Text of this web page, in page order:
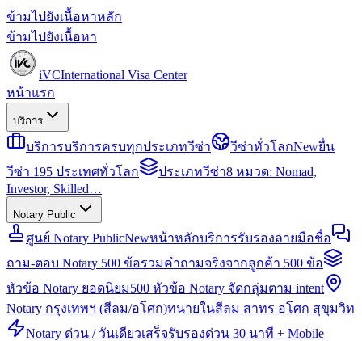
ข้ามไปยังเนื้อหาหลัก
ข้ามไปยังเนื้อหา
iVCInternational Visa Center
หน้าแรก
บริการ
บริการบริการครบทุกประเภทวีซ่า วีซ่าทั่วโลกNewยื่น
วีซ่า 195 ประเทศทั่วโลก
ประเภทวีซ่า8 หมวด: Nomad,
Investor, Skilled…
Notary Public
ศูนย์ Notary PublicNewหน้าหลักบริการรับรองลายมือชื่อ
ถาม-ตอบ Notary 500 ข้อรวมคำถามจริงจากลูกค้า 500 ข้อ
หัวข้อ Notary ยอดนิยม500 หัวข้อ Notary จัดกลุ่มตาม intent
Notary กรุงเทพฯ (สีลม/อโศก)ทนายในสีลม สาทร อโศก สุขุมวิท
Notary ด่วน / วันเดียวเสร็จรับรองด่วน 30 นาที + Mobile